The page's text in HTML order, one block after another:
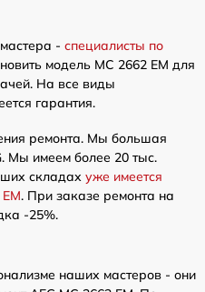
- специалисты по
модель MC 2662 EM для
На все виды
гарантия.
ремонта. Мы большая
Мы имеем более 20 тыс.
складах уже имеется
. При заказе ремонта на
-25%.
наших мастеров - они